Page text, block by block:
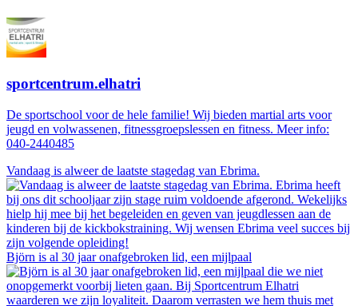
sportcentrum.elhatri
De sportschool voor de hele familie! Wij bieden martial arts voor
jeugd en volwassenen, fitnessgroepslessen en fitness. Meer info:
040-2440485
Vandaag is alweer de laatste stagedag van Ebrima.
Björn is al 30 jaar onafgebroken lid, een mijlpaal